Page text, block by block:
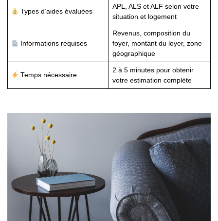
Types d’aides évaluées
APL, ALS et ALF selon votre
situation et logement
Informations requises
Revenus, composition du
foyer, montant du loyer, zone
géographique
Temps nécessaire
2 à 5 minutes pour obtenir
votre estimation complète